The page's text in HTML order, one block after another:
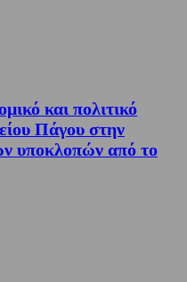
και πολιτικό
Πάγου στην
υποκλοπών από το